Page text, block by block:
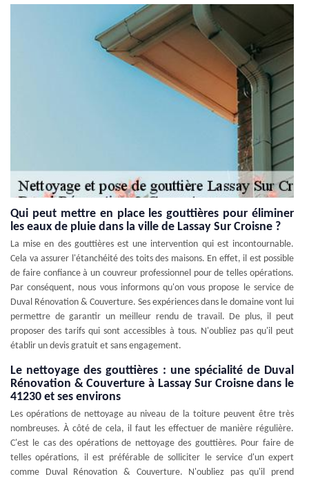
Qui peut mettre en place les gouttières pour éliminer
les eaux de pluie dans la ville de Lassay Sur Croisne ?
La mise en des gouttières est une intervention qui est incontournable.
Cela va assurer l'étanchéité des toits des maisons. En effet, il est possible
de faire confiance à un couvreur professionnel pour de telles opérations.
Par conséquent, nous vous informons qu'on vous propose le service de
Duval Rénovation & Couverture. Ses expériences dans le domaine vont lui
permettre de garantir un meilleur rendu de travail. De plus, il peut
proposer des tarifs qui sont accessibles à tous. N'oubliez pas qu'il peut
établir un devis gratuit et sans engagement.
Le nettoyage des gouttières : une spécialité de Duval
Rénovation & Couverture à Lassay Sur Croisne dans le
41230 et ses environs
Les opérations de nettoyage au niveau de la toiture peuvent être très
nombreuses. À côté de cela, il faut les effectuer de manière régulière.
C'est le cas des opérations de nettoyage des gouttières. Pour faire de
telles opérations, il est préférable de solliciter le service d'un expert
comme Duval Rénovation & Couverture. N'oubliez pas qu'il prend